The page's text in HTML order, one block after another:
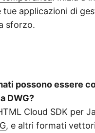
tue applicazioni di
sforzo.
possono essere
DWG?
Cloud SDK per
, e altri formati